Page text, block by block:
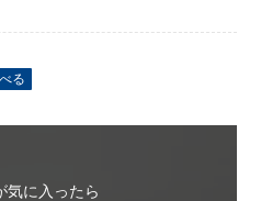
る
気に入ったら